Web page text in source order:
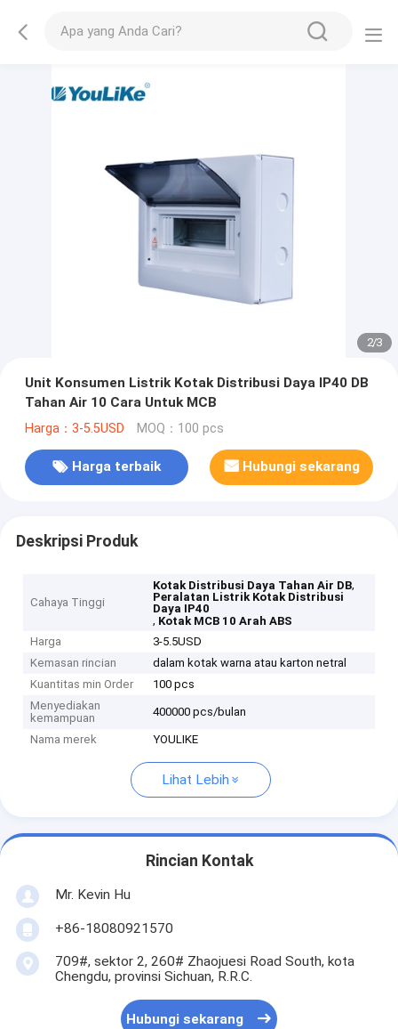
2/3
Unit Konsumen Listrik Kotak Distribusi Daya IP40 DB
Tahan Air 10 Cara Untuk MCB
Harga：3-5.5USD MOQ：100 pcs
Harga terbaik Hubungi sekarang
Deskripsi Produk
Cahaya Tinggi
Kotak Distribusi Daya Tahan Air DB,
Peralatan Listrik Kotak Distribusi
Daya IP40
, Kotak MCB 10 Arah ABS
Harga
3-5.5USD
Kemasan rincian
dalam kotak warna atau karton netral
Kuantitas min Order
100 pcs
Menyediakan
kemampuan
400000 pcs/bulan
Nama merek YOULIKE
Lihat Lebih
Rincian Kontak
Mr. Kevin Hu
+86-18080921570
709#, sektor 2, 260# Zhaojuesi Road South, kota
Chengdu, provinsi Sichuan, R.R.C.
Hubungi sekarang